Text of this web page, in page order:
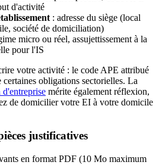
d'activité
: adresse du siège (local
société de domiciliation)
micro ou réel, assujettissement à la
pour l'IS
votre activité : le code APE attribué
obligations sectorielles. La
mérite également réflexion,
de domicilier votre EI à votre domicile
justificatives
en format PDF (10 Mo maximum